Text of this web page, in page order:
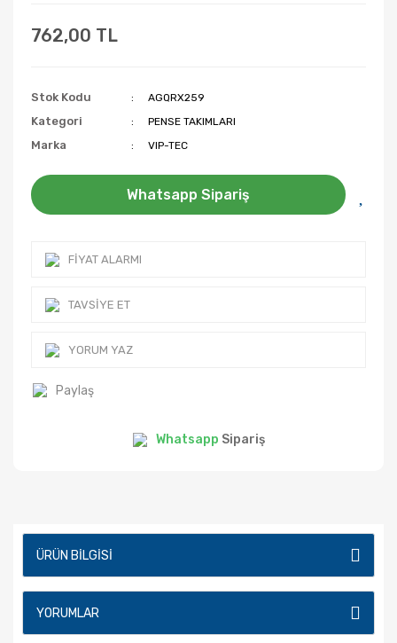
762,00 TL
Stok Kodu AGQRX259
Kategori PENSE TAKIMLARI
Marka VIP-TEC
Whatsapp Sipariş
FIYAT ALARMI
TAVSIYE ET
YORUM YAZ
Paylaş
Whatsapp Sipariş
ÜRÜN BILGISI
YORUMLAR